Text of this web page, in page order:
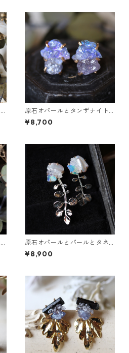
原石オパールとタンザナイト
のピアス
¥8,700
原石オパールとパールとタネ
ツケバナの葉ピアス
¥8,900